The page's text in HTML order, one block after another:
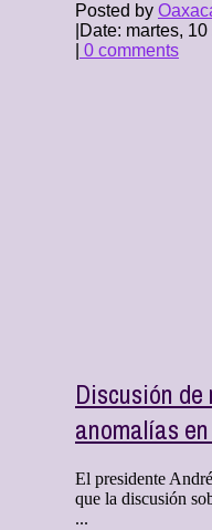
Posted by
Date: martes,
0 comments
Discusión de
anomalías
El presidente
que la discusión
...